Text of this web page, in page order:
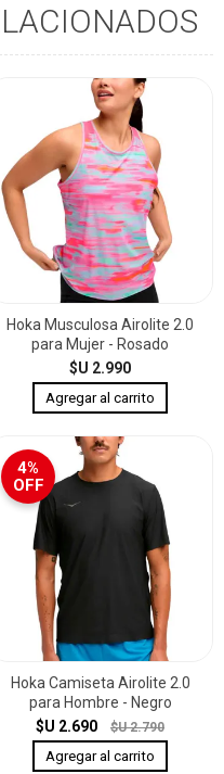
Hoka Musculosa Airolite 2.0
para Mujer - Rosado
$U 2.990
4%
OFF
Hoka Camiseta Airolite 2.0
para Hombre - Negro
$U 2.690
$U 2.790